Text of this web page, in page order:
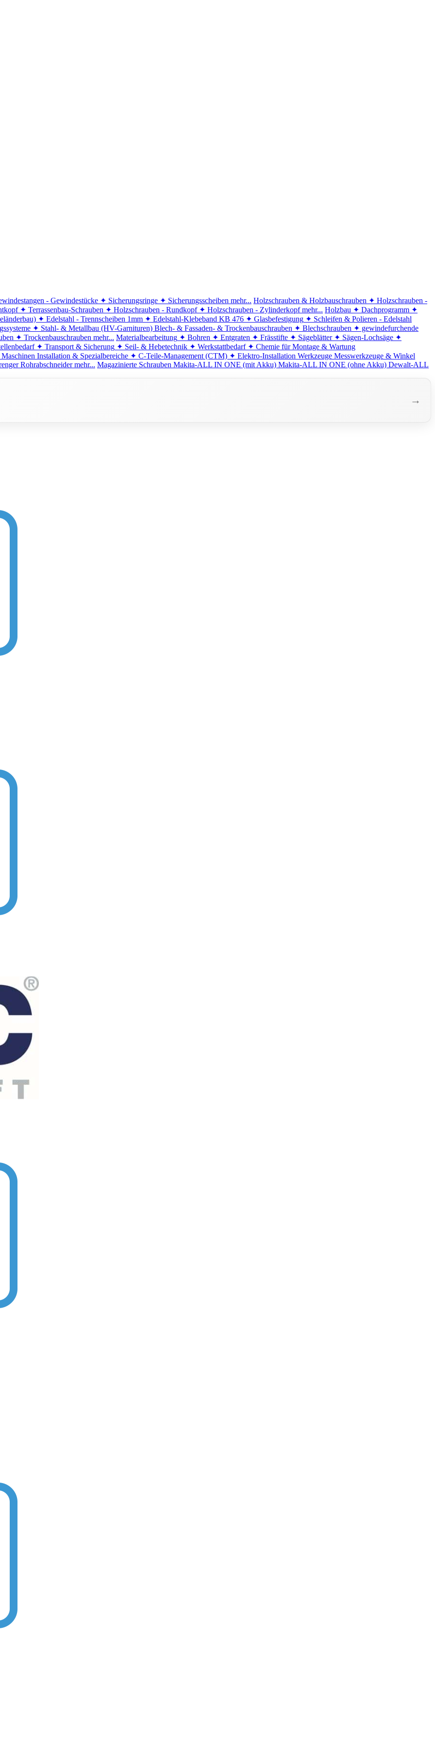
- Gewindestücke ✦ Sicherungsringe ✦ Sicherungsscheiben mehr... Holzschrauben & Holzbauschrauben ✦ Holzschrauben -
✦ Terrassenbau-Schrauben ✦ Holzschrauben - Rundkopf ✦ Holzschrauben - Zylinderkopf mehr... Holzbau ✦ Dachprogramm ✦
✦ Edelstahl - Trennscheiben 1mm ✦ Edelstahl-Klebeband KB 476 ✦ Glasbefestigung ✦ Schleifen & Polieren - Edelstahl
✦ Stahl- & Metallbau (HV-Garnituren) Blech- & Fassaden- & Trockenbauschrauben ✦ Blechschrauben ✦ gewindefurchende
✦ Trockenbauschrauben mehr... Materialbearbeitung ✦ Bohren ✦ Entgraten ✦ Frässtifte ✦ Sägeblätter ✦ Sägen-Lochsäge ✦
✦ Transport & Sicherung ✦ Seil- & Hebetechnik ✦ Werkstattbedarf ✦ Chemie für Montage & Wartung
Installation & Spezialbereiche ✦ C-Teile-Management (CTM) ✦ Elektro-Installation Werkzeuge Messwerkzeuge & Winkel
Rohrabschneider mehr... Magazinierte Schrauben Makita-ALL IN ONE (mit Akku) Makita-ALL IN ONE (ohne Akku) Dewalt-ALL
→